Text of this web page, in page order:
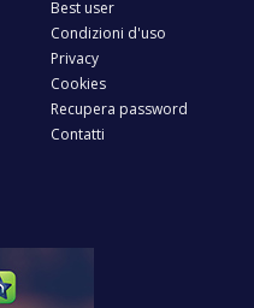
Best user
Condizioni d'uso
Privacy
Cookies
Recupera password
Contatti